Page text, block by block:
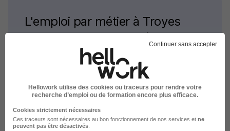
L'emploi par métier à Troyes
dans le domaine Secrétariat
Emploi Agent d'accueil Troyes
Emploi Assistant de manager Troyes
Emploi Assistante de direction Troyes
Emploi Chargé d'accueil Troyes
Emploi Secrétaire médical Troyes
Continuer sans accepter
Hellowork utilise des cookies ou traceurs pour rendre votre
recherche d’emploi ou de formation encore plus efficace.
Cookies strictement nécessaires
Ces traceurs sont nécessaires au bon fonctionnement de nos services et ne
peuvent pas être désactivés